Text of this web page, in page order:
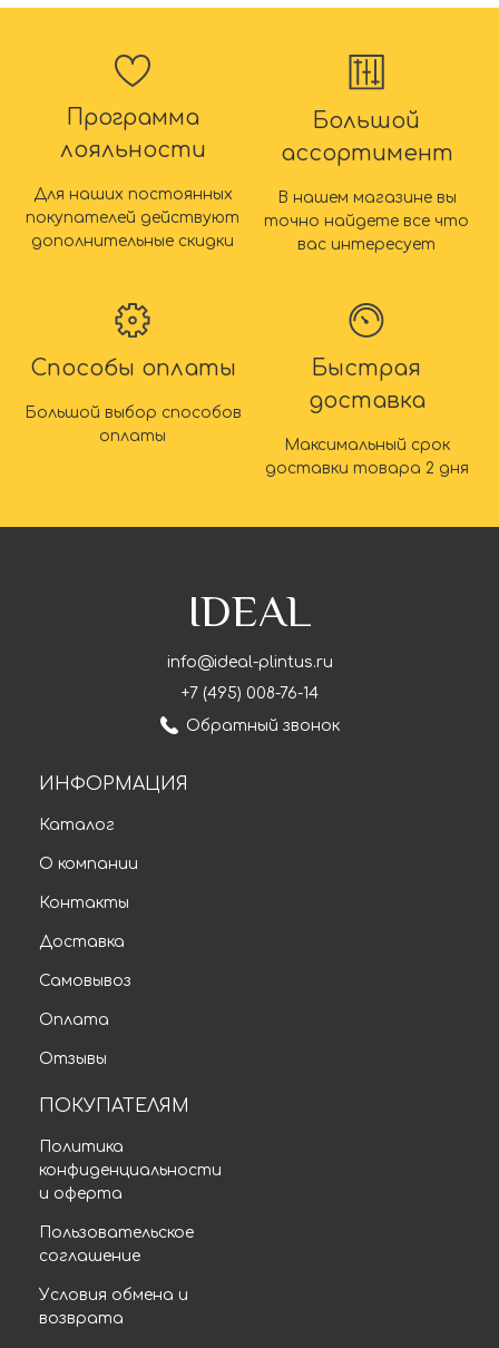
Программа
лояльности
Для наших постоянных
покупателей действуют
дополнительные скидки
Большой
ассортимент
В нашем магазине вы
точно найдете все что
вас интересует
Способы оплаты
Большой выбор способов
оплаты
Быстрая
доставка
Максимальный срок
доставки товара 2 дня
IDEAL
info@ideal-plintus.ru
+7 (495) 008-76-14
Обратный звонок
ИНФОРМАЦИЯ
Каталог
О компании
Контакты
Доставка
Самовывоз
Оплата
Отзывы
ПОКУПАТЕЛЯМ
Политика
конфиденциальности
и оферта
Пользовательское
соглашение
Условия обмена и
возврата